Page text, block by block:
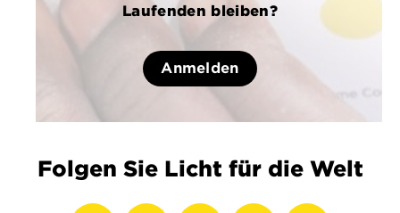
Laufenden bleiben?
Anmelden
Folgen Sie Licht für die Welt